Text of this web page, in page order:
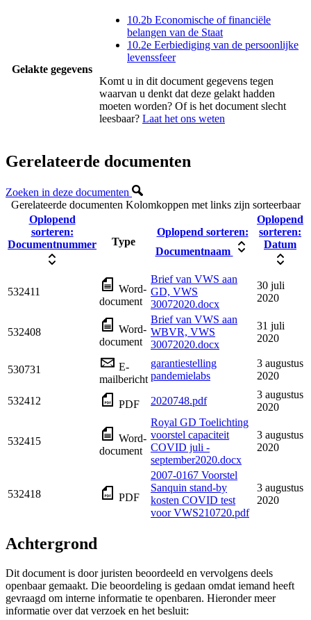
Gelakte gegevens
10.2b Economische of financiële
belangen van de Staat
10.2e Eerbiediging van de persoonlijke
levenssfeer
Komt u in dit document gegevens tegen
waarvan u denkt dat deze gelakt hadden
moeten worden? Of is het document slecht
leesbaar? Laat het ons weten
Gerelateerde documenten
Zoeken in deze documenten
Gerelateerde documenten Kolomkoppen met links zijn sorteerbaar
Oplopend
sorteren:
Documentnummer
Type
Oplopend sorteren:
Documentnaam
Oplopend
sorteren:
Datum
532411
Word-
document
Brief van VWS aan
GD, VWS
30072020.docx
30 juli
2020
532408
Word-
document
Brief van VWS aan
WBVR, VWS
30072020.docx
31 juli
2020
530731
E-
mailbericht
garantiestelling
pandemielabs
3 augustus
2020
532412 PDF 2020748.pdf
3 augustus
2020
532415
Word-
document
Royal GD Toelichting
voorstel capaciteit
COVID juli -
september2020.docx
3 augustus
2020
532418 PDF
2007-0167 Voorstel
Sanquin stand-by
kosten COVID test
voor VWS210720.pdf
3 augustus
2020
Achtergrond
Dit document is door juristen beoordeeld en vervolgens deels
openbaar gemaakt. Die beoordeling is gedaan omdat iemand heeft
gevraagd om interne informatie te openbaren. Hieronder meer
informatie over dat verzoek en het besluit: